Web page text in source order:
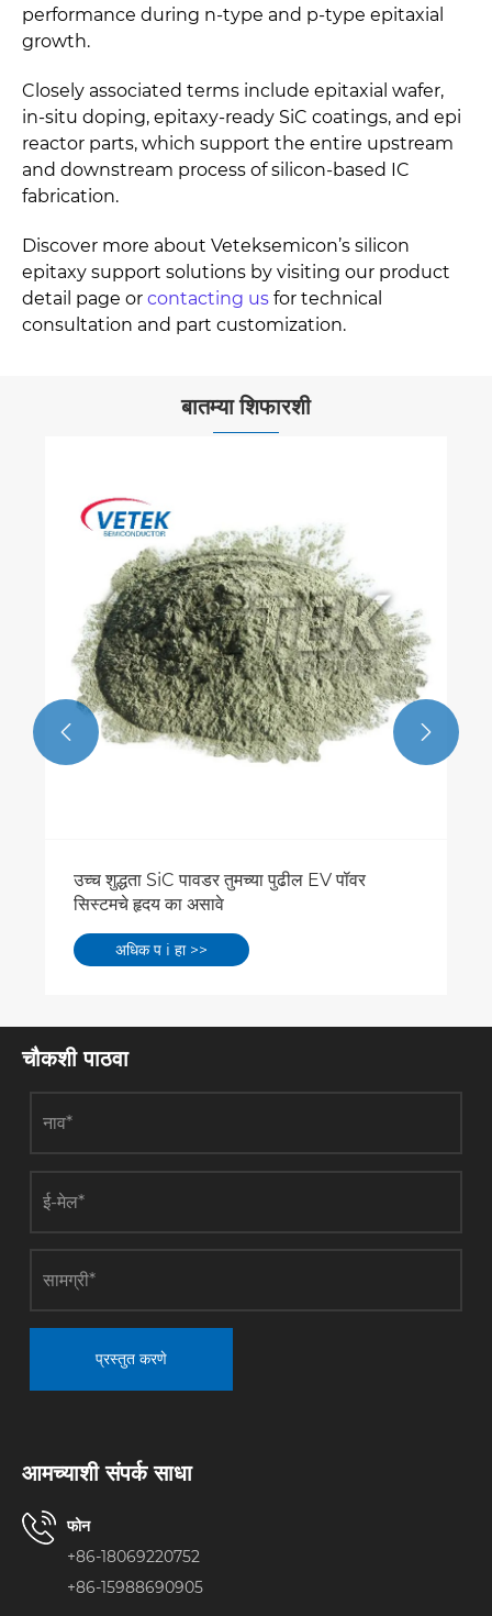
performance during n-type and p-type epitaxial
growth.
Closely associated terms include epitaxial wafer,
in-situ doping, epitaxy-ready SiC coatings, and epi
reactor parts, which support the entire upstream
and downstream process of silicon-based IC
fabrication.
Discover more about Veteksemicon’s silicon
epitaxy support solutions by visiting our product
detail page or contacting us for technical
consultation and part customization.
बातम्या शिफारशी
उच्च शुद्धता SiC पावडर तुमच्या पुढील EV पॉवर
सिस्टमचे हृदय का असावे
अधिक प i हा >>
 
चौकशी पाठवा
प्रस्तुत करणे
आमच्याशी संपर्क साधा
फोन
+86-18069220752
+86-15988690905